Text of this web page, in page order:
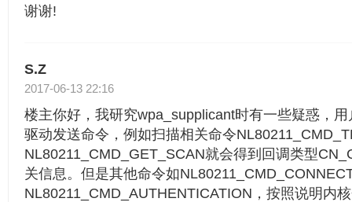
谢谢!
S.Z
2017-06-13 22:16
楼主你好，我研究wpa_supplicant时有一些疑惑，
驱动发送命令，例如扫描相关命令
NL80211_CMD_GET_SCAN就会得到回调类型
关信息。但是其他命令如
NL80211_CMD_AUTHENTICATION，按照说明内